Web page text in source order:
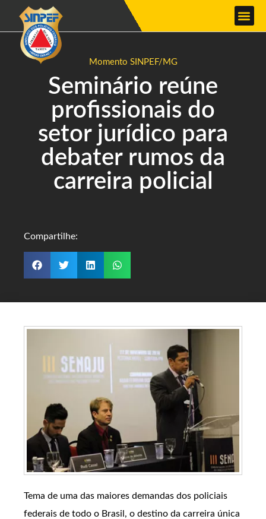
Momento SINPEF/MG
Seminário reúne
profissionais do
setor jurídico para
debater rumos da
carreira policial
Compartilhe:
Tema de uma das maiores demandas dos policiais
federais de todo o Brasil, o destino da carreira única